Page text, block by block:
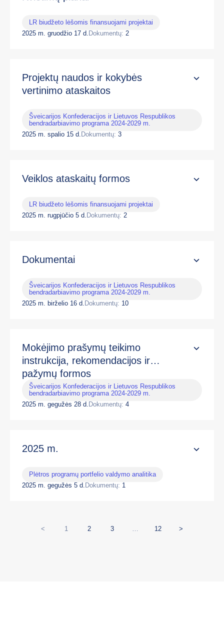
LR biudžeto lėšomis finansuojami projektai
2025 m. gruodžio 17 d. Dokumentų: 2
Projektų naudos ir kokybės
vertinimo ataskaitos
Šveicarijos Konfederacijos ir Lietuvos Respublikos
bendradarbiavimo programa 2024-2029 m.
2025 m. spalio 15 d. Dokumentų: 3
Veiklos ataskaitų formos
LR biudžeto lėšomis finansuojami projektai
2025 m. rugpjūčio 5 d. Dokumentų: 2
Dokumentai
Šveicarijos Konfederacijos ir Lietuvos Respublikos
bendradarbiavimo programa 2024-2029 m.
2025 m. birželio 16 d. Dokumentų: 10
Mokėjimo prašymų teikimo
instrukcija, rekomendacijos ir
pažymų formos
Šveicarijos Konfederacijos ir Lietuvos Respublikos
bendradarbiavimo programa 2024-2029 m.
2025 m. gegužės 28 d. Dokumentų: 4
2025 m.
Plėtros programų portfelio valdymo analitika
2025 m. gegužės 5 d. Dokumentų: 1
< 1 2 3 … 12 >